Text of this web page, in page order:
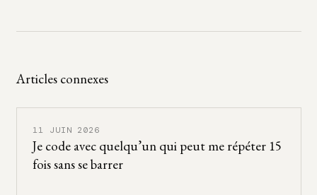
Articles connexes
11 JUIN 2026
Je code avec quelqu’un qui peut me répéter 15
fois sans se barrer